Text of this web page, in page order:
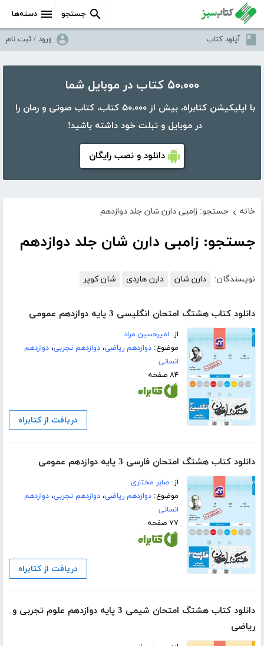
دسته‌ها جستجو
آپلود کتاب ورود / ثبت نام
۵۰،۰۰۰ کتاب در موبایل شما
با اپلیکیشن کتابراه، بیش از ۵۰،۰۰۰ کتاب، کتاب صوتی و رمان را
در موبایل و تبلت خود داشته باشید!
دانلود و نصب رایگان
خانه › جستجو: زامبی دارن شان جلد دوازدهم
جستجو: زامبی دارن شان جلد دوازدهم
نویسندگان: دارن شان دارن هاردی شان کوپر
دانلود کتاب هشتگ امتحان انگلیسی 3 پایه دوازدهم عمومی
از: امیرحسین مراد
موضوع:دوازدهم ریاضی،دوازدهم تجربی،دوازدهم
انسانی
۸۴ صفحه
دریافت از کتابراه
دانلود کتاب هشتگ امتحان فارسی 3 پایه دوازدهم عمومی
از:صابر مختاری
موضوع:دوازدهم ریاضی،دوازدهم تجربی،دوازدهم
انسانی
۷۷ صفحه
دریافت از کتابراه
دانلود کتاب هشتگ امتحان شیمی 3 پایه دوازدهم علوم تجربی و
ریاضی